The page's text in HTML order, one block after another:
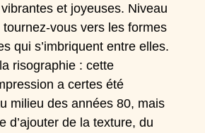
et joyeuses. Niveau
vous vers les formes
qui s’imbriquent entre elles.
risographie : cette
a certes été
milieu des années 80, mais
d’ajouter de la texture, du